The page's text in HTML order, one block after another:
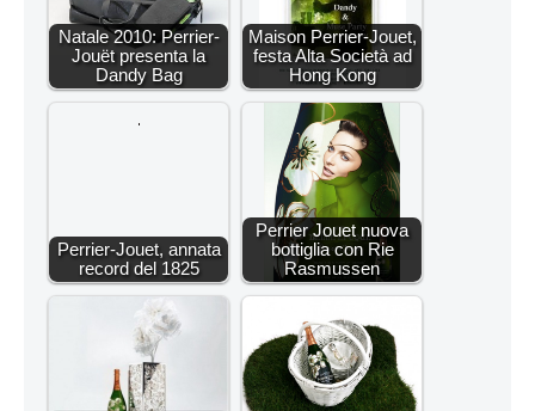
Natale 2010: Perrier-
Jouët presenta la
Dandy Bag
Maison Perrier-Jouet,
festa Alta Società ad
Hong Kong
Perrier-Jouet, annata
record del 1825
Perrier Jouet nuova
bottiglia con Rie
Rasmussen